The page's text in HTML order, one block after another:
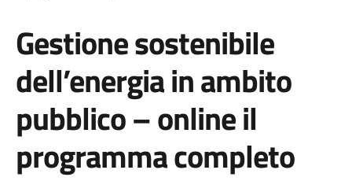
Gestione sostenibile
dell’energia in ambito
pubblico – online il
programma completo